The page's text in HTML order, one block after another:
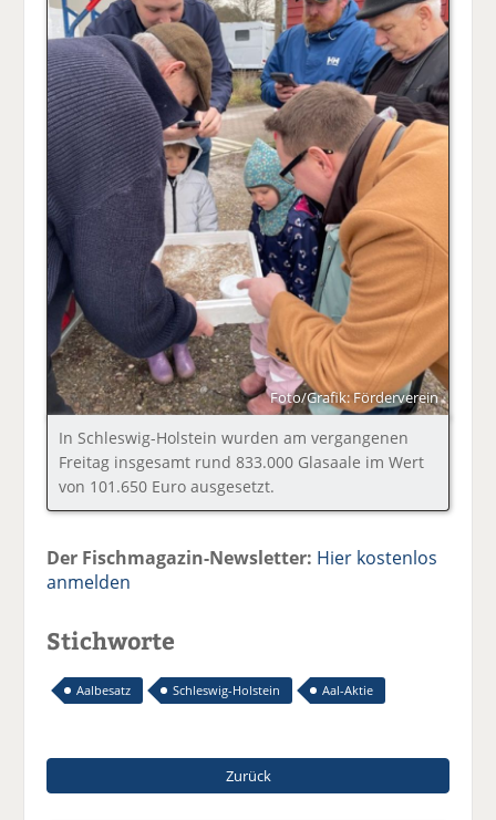
Foto/Grafik: Förderverein
In Schleswig-Holstein wurden am vergangenen
Freitag insgesamt rund 833.000 Glasaale im Wert
von 101.650 Euro ausgesetzt.
Der Fischmagazin-Newsletter: Hier kostenlos
anmelden
Stichworte
Aalbesatz Schleswig-Holstein Aal-Aktie
Zurück